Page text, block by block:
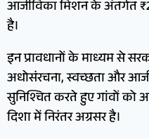
आजीविका मिशन के अंतर्गत
है।
इन प्रावधानों के माध्यम से
अधोसंरचना, स्वच्छता और
सुनिश्चित करते हुए गांवों को
दिशा में निरंतर अग्रसर है।